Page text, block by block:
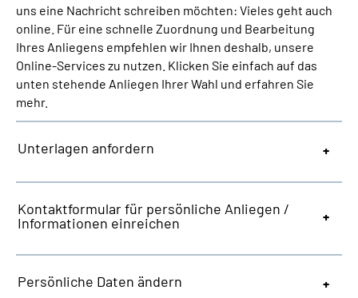
Suche
Mein Kundenportal
uns eine Nachricht schreiben möchten: Vieles geht auch
online. Für eine schnelle Zuordnung und Bearbeitung
Ihres Anliegens empfehlen wir Ihnen deshalb, unsere
Online-Services zu nutzen. Klicken Sie einfach auf das
unten stehende Anliegen Ihrer Wahl und erfahren Sie
mehr.
Unterlagen anfordern
Kontaktformular für persönliche Anliegen /
Informationen einreichen
Persönliche Daten ändern